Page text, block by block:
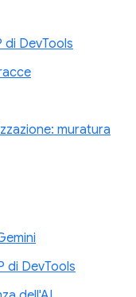
DevTools
muratura
di DevTools